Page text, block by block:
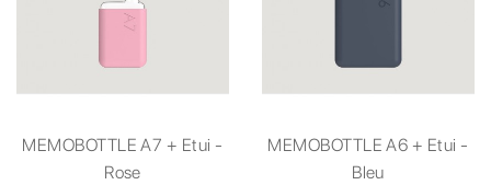
MEMOBOTTLE A7 + Etui -
Rose
MEMOBOTTLE A6 + Etui -
Bleu